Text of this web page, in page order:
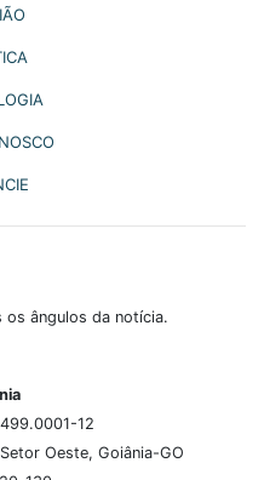
os ângulos da notícia.
12
Oeste, Goiânia-GO